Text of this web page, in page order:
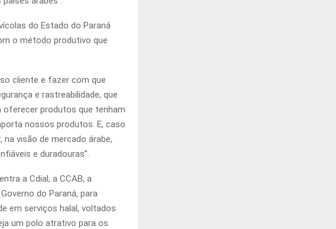
do Estado do Paraná
o método produtivo que
cliente e fazer com que
e rastreabilidade, que
produtos que tenham
nossos produtos. E, caso
visão de mercado árabe,
e duradouras”.
a Cdial, a CCAB, a
do Paraná, para
em serviços halal, voltados
um polo atrativo para os